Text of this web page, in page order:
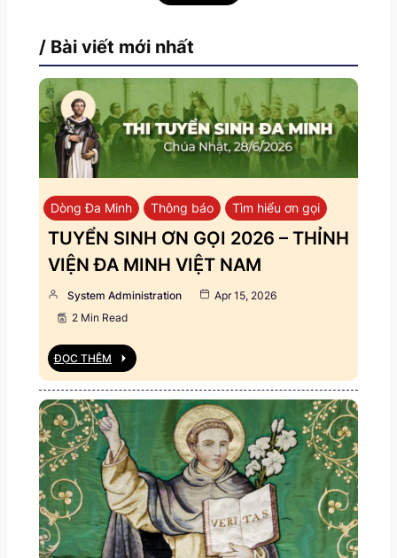
/ Bài viết mới nhất
Dòng Đa Minh Thông báo Tìm hiểu ơn gọi
TUYỂN SINH ƠN GỌI 2026 – THỈNH
VIỆN ĐA MINH VIỆT NAM
System Administration
Apr 15, 2026
2 Min Read
ĐỌC THÊM